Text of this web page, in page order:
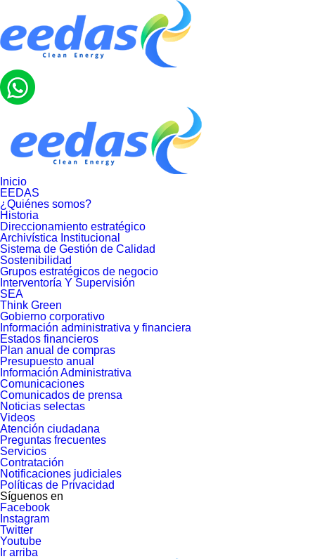
Inicio
EEDAS
¿Quiénes somos?
Historia
Direccionamiento estratégico
Archivística Institucional
Sistema de Gestión de Calidad
Sostenibilidad
Grupos estratégicos de negocio
Interventoría Y Supervisión
SEA
Think Green
Gobierno corporativo
Información administrativa y financiera
Estados financieros
Plan anual de compras
Presupuesto anual
Información Administrativa
Comunicaciones
Comunicados de prensa
Noticias selectas
Videos
Atención ciudadana
Preguntas frecuentes
Servicios
Contratación
Notificaciones judiciales
Políticas de Privacidad
Síguenos en
Facebook
Instagram
Twitter
Youtube
Ir arriba